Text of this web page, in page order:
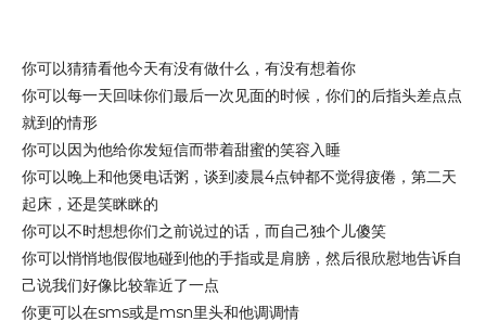
你可以猜猜看他今天有没有做什么，有没有想着你
你可以每一天回味你们最后一次见面的时候，你们的后指头差点点
就到的情形
你可以因为他给你发短信而带着甜蜜的笑容入睡
你可以晚上和他煲电话粥，谈到凌晨4点钟都不觉得疲倦，第二天
起床，还是笑眯眯的
你可以不时想想你们之前说过的话，而自己独个儿傻笑
你可以悄悄地假假地碰到他的手指或是肩膀，然后很欣慰地告诉自
己说我们好像比较靠近了一点
你更可以在sms或是msn里头和他调调情